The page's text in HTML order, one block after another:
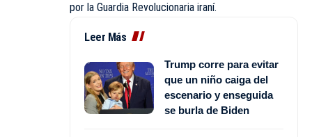
por la Guardia Revolucionaria iraní.
Leer Más
Trump corre para evitar
que un niño caiga del
escenario y enseguida
se burla de Biden